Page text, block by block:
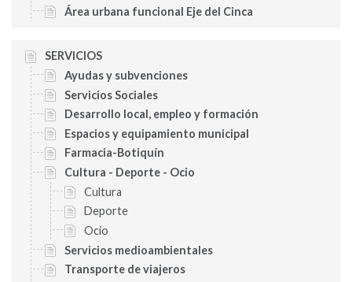
Área urbana funcional Eje del Cinca
SERVICIOS
Ayudas y subvenciones
Servicios Sociales
Desarrollo local, empleo y formación
Espacios y equipamiento municipal
Farmacia-Botiquín
Cultura - Deporte - Ocio
Cultura
Deporte
Ocio
Servicios medioambientales
Transporte de viajeros